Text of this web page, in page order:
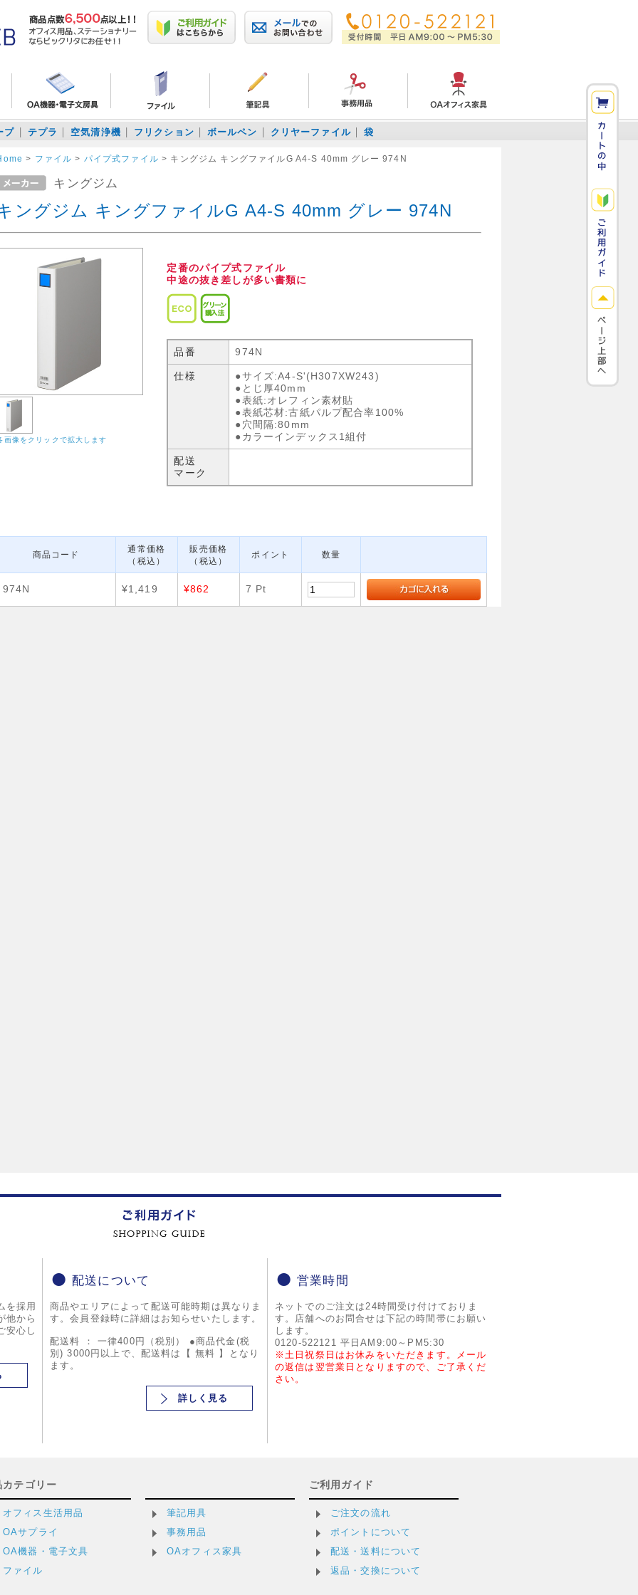
プ テプラ 空気清浄機 フリクション ボールペン クリヤーファイル 袋
> ファイル > パイプ式ファイル > キングジム キングファイルG A4-S 40mm グレー 974N
キングジム
ングジム キングファイルG A4-S 40mm グレー 974N
画像をクリックで拡大します
定番のパイプ式ファイル
中途の抜き差しが多い書類に
品番 974N
仕様
●サイズ:A4-S'(H307XW243)
●とじ厚40mm
●表紙:オレフィン素材貼
●表紙芯材:古紙パルプ配合率100%
●穴間隔:80mm
●カラーインデックス1組付
配送
マーク
商品コード
通常価格
（税込）
販売価格
（税込）
ポイント 数量
974N ¥1,419 ¥862 7 Pt
を採用
他から
安心し
配送について
商品やエリアによって配送可能時期は異なりま
す。会員登録時に詳細はお知らせいたします。
配送料 ： 一律400円（税別） ●商品代金(税
別) 3000円以上で、配送料は【 無料 】となり
ます。
詳しく見る
営業時間
ネットでのご注文は24時間受け付けておりま
す。店舗へのお問合せは下記の時間帯にお願い
します。
0120-522121 平日AM9:00～PM5:30
※土日祝祭日はお休みをいただきます。メール
の返信は翌営業日となりますので、ご了承くだ
さい。
カテゴリー
オフィス生活用品
OAサプライ
OA機器・電子文具
ファイル
筆記用具
事務用品
OAオフィス家具
ご利用ガイド
ご注文の流れ
ポイントについて
配送・送料について
返品・交換について